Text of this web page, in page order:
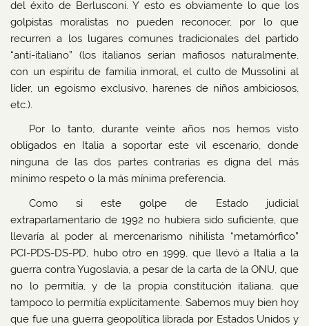
del éxito de Berlusconi. Y esto es obviamente lo que los
golpistas moralistas no pueden reconocer, por lo que
recurren a los lugares comunes tradicionales del partido
“anti-italiano” (los italianos serían mafiosos naturalmente,
con un espíritu de familia inmoral, el culto de Mussolini al
líder, un egoísmo exclusivo, harenes de niños ambiciosos,
etc.).
Por lo tanto, durante veinte años nos hemos visto
obligados en Italia a soportar este vil escenario, donde
ninguna de las dos partes contrarias es digna del más
mínimo respeto o la más mínima preferencia.
Como si este golpe de Estado judicial
extraparlamentario de 1992 no hubiera sido suficiente, que
llevaría al poder al mercenarismo nihilista “metamórfico”
PCI-PDS-DS-PD, hubo otro en 1999, que llevó a Italia a la
guerra contra Yugoslavia, a pesar de la carta de la ONU, que
no lo permitía, y de la propia constitución italiana, que
tampoco lo permitía explícitamente. Sabemos muy bien hoy
que fue una guerra geopolítica librada por Estados Unidos y